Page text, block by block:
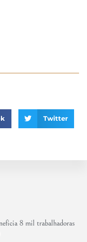
8 mil trabalhadoras
Twitter